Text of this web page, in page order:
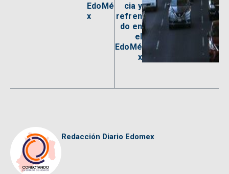
EdoMé
x
cia y
refren
do en
el
EdoMé
x
Redacción Diario Edomex